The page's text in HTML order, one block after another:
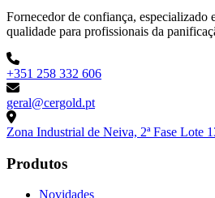
Fornecedor de confiança, especializado
qualidade para profissionais da
+351 258 332 606
geral@cergold.pt
Zona Industrial de Neiva, 2ª Fase Lote
Produtos
Novidades